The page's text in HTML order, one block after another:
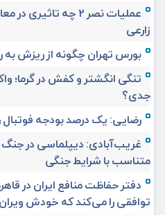
عملیات نصر ۲ چه
زارعی
بورس تهران چگونه از ریزش
تنگی انگشتر و کفش در گرما؛
جدی؟
رضایی: یک درصد بودجه فوتبال
غریب‌آبادی: دیپلماسی در جنگ
متناسب با شرایط جنگی
دفتر حفاظت منافع ایران در
توافقی را می‌کند که خودش